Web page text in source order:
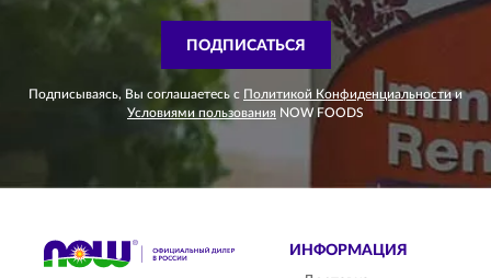
ПОДПИСАТЬСЯ
Подписываясь, Вы соглашаетесь с Политикой Конфиденциальности и
Условиями пользования NOW FOODS
ИНФОРМАЦИЯ